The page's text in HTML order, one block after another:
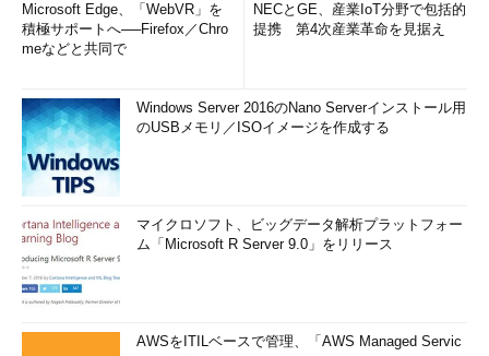
Microsoft Edge、「WebVR」を
積極サポートへ──Firefox／Chro
meなどと共同で
NECとGE、産業IoT分野で包括的
提携 第4次産業革命を見据え
Windows Server 2016のNano Serverインストール用
のUSBメモリ／ISOイメージを作成する
マイクロソフト、ビッグデータ解析プラットフォー
ム「Microsoft R Server 9.0」をリリース
AWSをITILベースで管理、「AWS Managed Servic